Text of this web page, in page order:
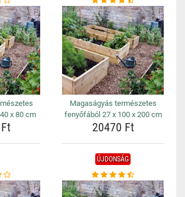
x 80 cm
Magaságyás természetes
fenyőfából 27 x 100 x 200 cm
20470 Ft
ÚJDONSÁG